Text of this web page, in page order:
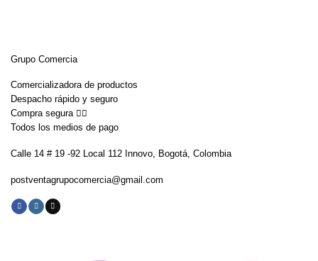
Grupo Comercia
Comercializadora de productos
Despacho rápido y seguro
Compra segura 👇🏼
Todos los medios de pago
Calle 14 # 19 -92 Local 112 Innovo, Bogotá, Colombia
postventagrupocomercia@gmail.com